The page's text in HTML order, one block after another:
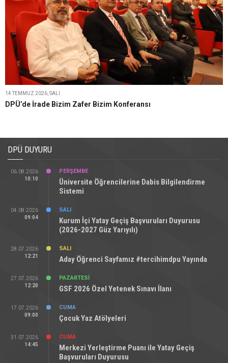
14 TEMMUZ 2026, SALI
DPÜ’de İrade Bizim Zafer Bizim Konferansı
DPÜ DUYURU
06.08.2026
10:10
PERŞEMBE
Üniversite Öğrencilerine Dabis Bilgilendirme
Sistemi
04.08.2026
09:04
SALI
Kurum İçi Yatay Geçiş Başvuruları Duyurusu
(2026-2027 Güz Yarıyılı)
28.07.2026
12:21
SALI
Aday Öğrenci Sayfamız #tercihimdpu Yayında
27.07.2026
12:20
PAZARTESI
GSF 2026 Özel Yetenek Sınavı İlanı
17.07.2026
09:00
CUMA
Çocuk Yaz Atölyeleri
31.07.2026
14:45
CUMA
Merkezi Yerleştirme Puanı ile Yatay Geçiş
Başvuruları Duyurusu